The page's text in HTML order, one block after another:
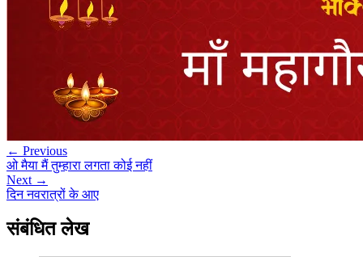
← Previous
ओ मैया मैं तुम्हारा लगता कोई नहीं
Next →
दिन नवरात्रों के आए
संबंधित लेख